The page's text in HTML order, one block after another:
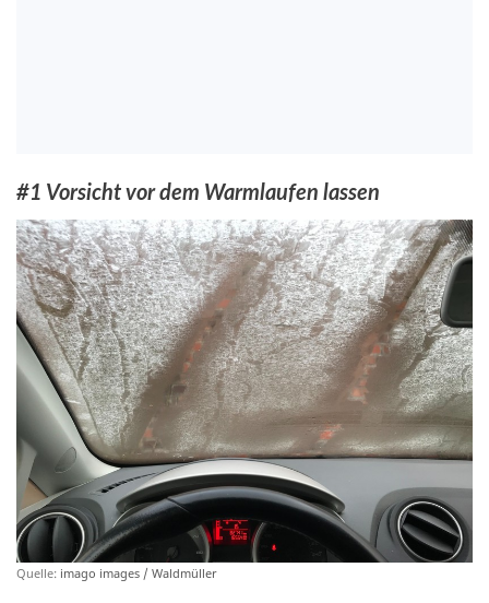
#1 Vorsicht vor dem Warmlaufen lassen
Quelle: imago images / Waldmüller